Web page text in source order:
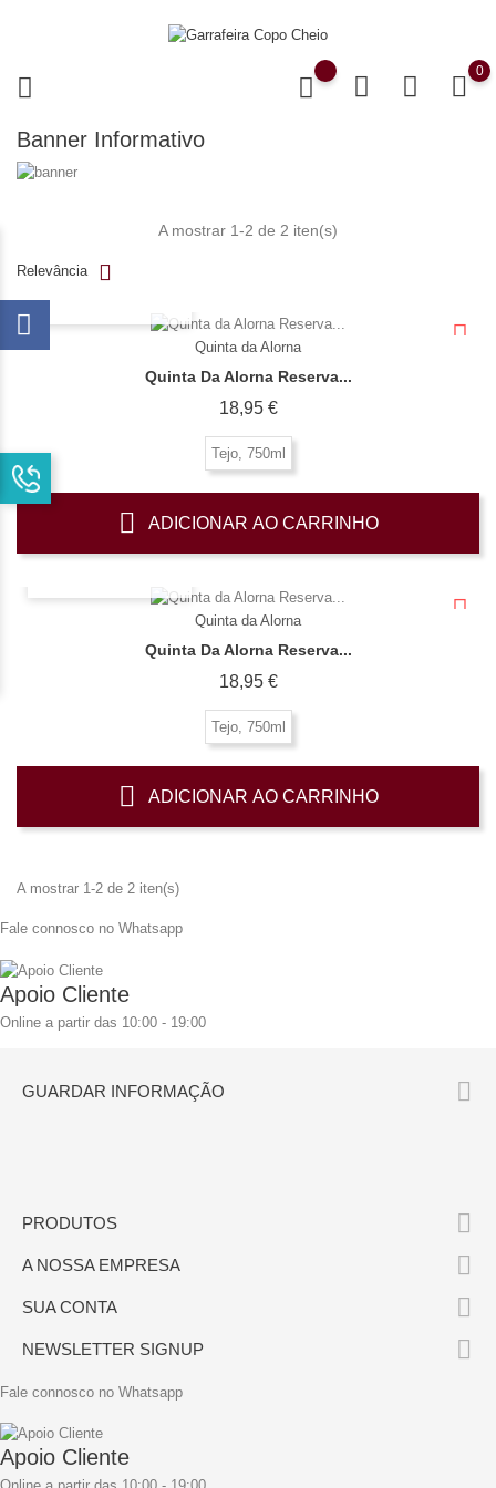
0
Banner Informativo
Relevância
A mostrar 1-2 de 2 iten(s)
OLHADA RÁPIDA
Quinta da Alorna
Quinta Da Alorna Reserva...
18,95 €Preço
Tejo, 750ml
ADICIONAR AO CARRINHO
Quinta da Alorna
Quinta Da Alorna Reserva...
18,95 €Preço
Tejo, 750ml
ADICIONAR AO CARRINHO
A mostrar 1-2 de 2 iten(s)
Fale connosco no Whatsapp
Apoio Cliente
Online a partir das 10:00 - 19:00
GUARDAR INFORMAÇÃO 
PRODUTOS 
A NOSSA EMPRESA 
SUA CONTA 
NEWSLETTER SIGNUP 
Fale connosco no Whatsapp
Apoio Cliente